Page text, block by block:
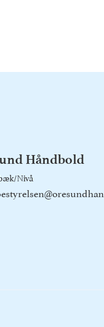
Håndbold
Nivå